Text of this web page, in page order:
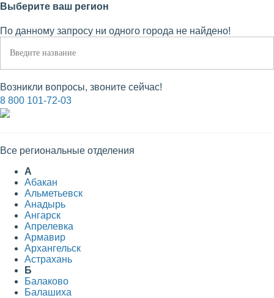
Выберите ваш регион
По данному запросу ни одного города не найдено!
Возникли вопросы, звоните сейчас!
8 800 101-72-03
Все региональные отделения
А
Абакан
Альметьевск
Анадырь
Ангарск
Апрелевка
Армавир
Архангельск
Астрахань
Б
Балаково
Балашиха